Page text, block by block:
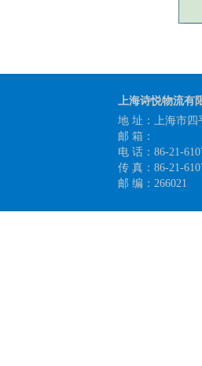
上海诗悦物流有
地 址：上海市四
邮 箱：
电 话：86-21-
传 真：86-21-
邮 编：266021